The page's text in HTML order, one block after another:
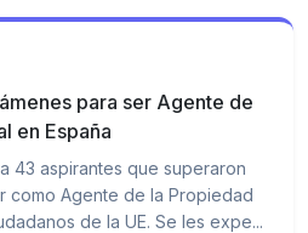
para ser Agente de
en España
43 aspirantes que superaron
como Agente de la Propiedad
de la UE. Se les expe...